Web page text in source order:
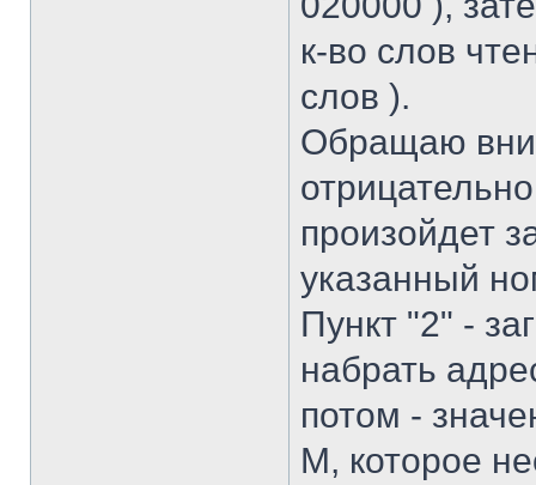
к-во слов
слов ).
Обращаю
произойдет
указанный
Пункт "2" -
набрать
потом -
М, которое